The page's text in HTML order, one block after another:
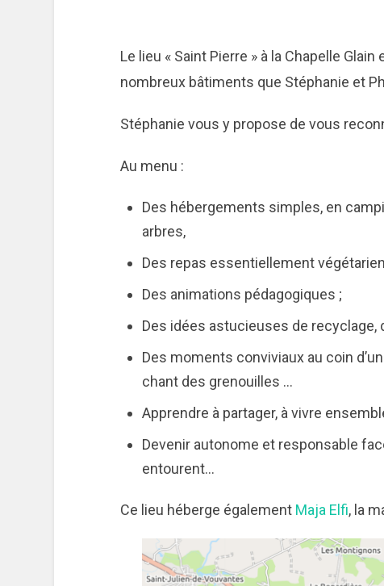
Le lieu « Saint Pierre » à la Chapelle
nombreux bâtiments que Stéphanie et
Stéphanie vous y propose de vous
Au menu :
Des hébergements simples, en
arbres,
Des repas essentiellement
Des animations pédagogiques ;
Des idées astucieuses de recyclage,
Des moments conviviaux au coin
chant des grenouilles …
Apprendre à partager, à vivre
Devenir autonome et responsable
entourent…
Ce lieu héberge également Maja Elfi, la